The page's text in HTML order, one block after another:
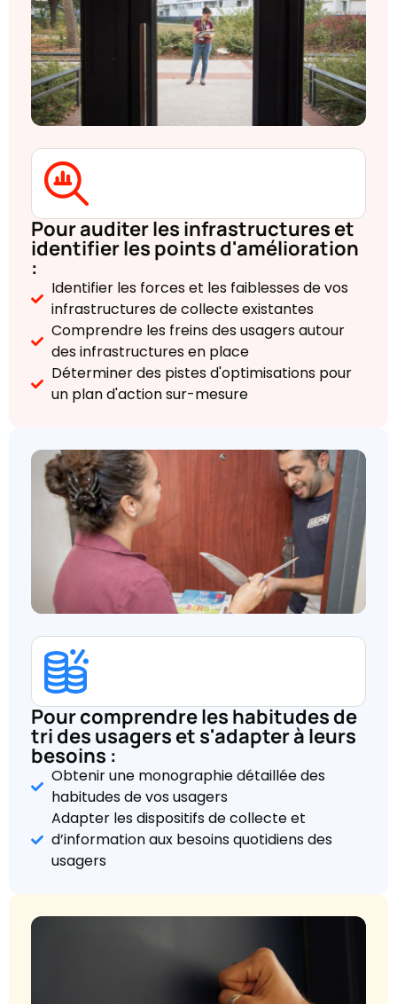
Pour auditer les infrastructures et
identifier les points d'amélioration
:
Identifier les forces et les faiblesses de vos
infrastructures de collecte existantes
Comprendre les freins des usagers autour
des infrastructures en place
Déterminer des pistes d'optimisations pour
un plan d'action sur-mesure
Pour comprendre les habitudes de
tri des usagers et s'adapter à leurs
besoins :
Obtenir une monographie détaillée des
habitudes de vos usagers
Adapter les dispositifs de collecte et
d’information aux besoins quotidiens des
usagers